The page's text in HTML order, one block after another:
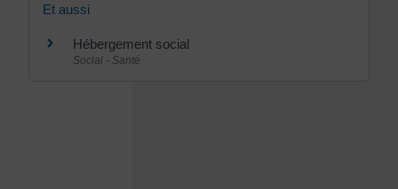
Et aussi
Hébergement social
Social - Santé